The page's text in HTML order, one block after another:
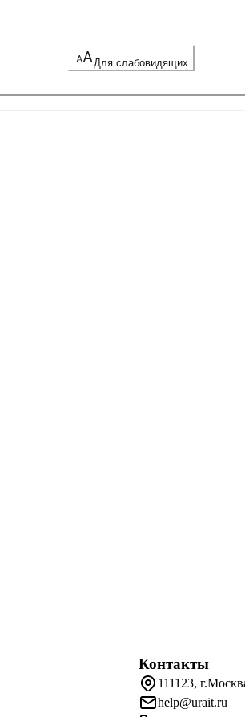
Для слабовидящих
Контакты
111123,
help@urait.ru